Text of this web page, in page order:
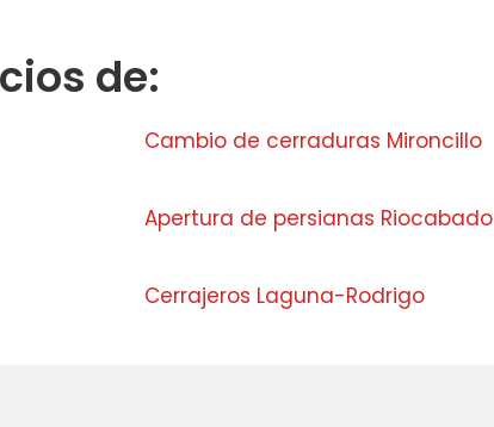
de:
Cambio de cerraduras Mironcillo
Apertura de persianas Riocabado
Cerrajeros Laguna-Rodrigo